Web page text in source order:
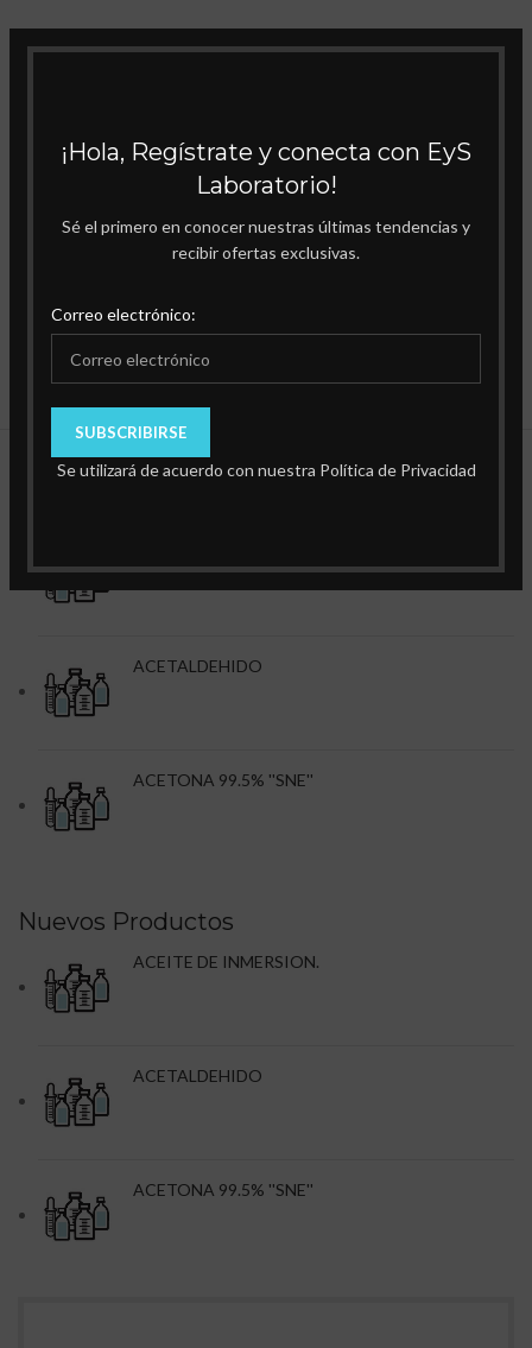
¡Hola, Regístrate y conecta con EyS
Laboratorio!
Sé el primero en conocer nuestras últimas tendencias y
recibir ofertas exclusivas.
Correo electrónico:
Se utilizará de acuerdo con nuestra Política de Privacidad
ACETALDEHIDO
ACETONA 99.5% ''SNE''
Nuevos Productos
ACEITE DE INMERSION.
ACETALDEHIDO
ACETONA 99.5% ''SNE''